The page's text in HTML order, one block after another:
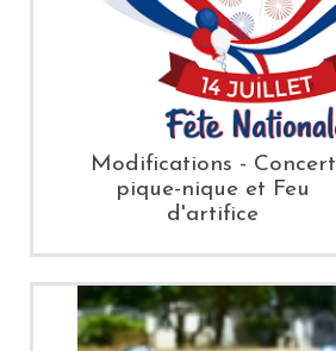
Modifications - Concert
pique-nique et Feu
d'artifice